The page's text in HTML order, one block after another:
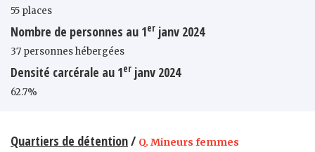
55 places
Nombre de personnes au 1er janv 2024
37 personnes hébergées
Densité carcérale au 1er janv 2024
62.7%
Quartiers de détention/ Q. Mineurs femmes